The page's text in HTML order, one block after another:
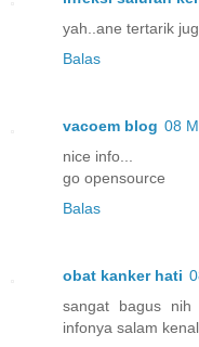
yah..ane tertarik
Balas
vacoem blog 08
nice info...
go opensource
Balas
obat kanker hati
sangat bagus nih
infonya salam